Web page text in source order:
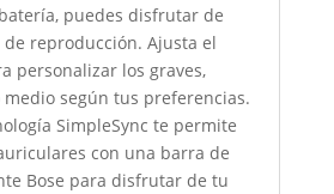
puedes disfrutar de
de reproducción. Ajusta el
personalizar los graves,
según tus preferencias.
SimpleSync te permite
con una barra de
Bose para disfrutar de tu